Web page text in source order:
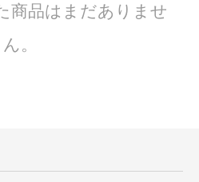
商品はまだありませ
ん。